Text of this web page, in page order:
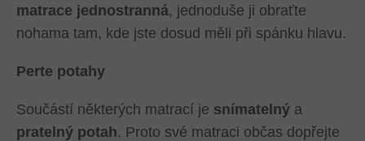
matrace jednostranná, jednoduše ji obraťte
nohama tam, kde jste dosud měli při spánku hlavu.
Perte potahy
Součástí některých matrací je snímatelný a
pratelný potah. Proto své matraci občas dopřejte